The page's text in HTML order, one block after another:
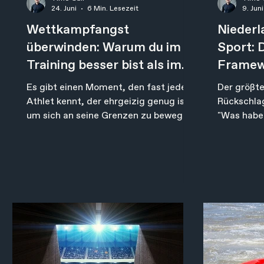
Wettkampfangst
überwinden: Warum du im
Training besser bist als im
Wettkampf
Es gibt einen Moment, den fast jeder
Athlet kennt, der ehrgeizig genug ist,
um sich an seine Grenzen zu bewegen.
das vorher mühelos funktioniert hat,
funktioniert plötzlich nicht mehr. Die
Bewegung, die du tausendmal
gemacht hast, fühlt sich fremd an.
Der Körper, der dir im Training so
24. Juni
6 Min. Lesezeit
Sport:
Schritt
Der
"Was
rational.
nicht klar
zwischen
noch
tust: Die
9. Juni